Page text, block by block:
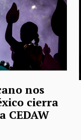
nos
cierra
CEDAW